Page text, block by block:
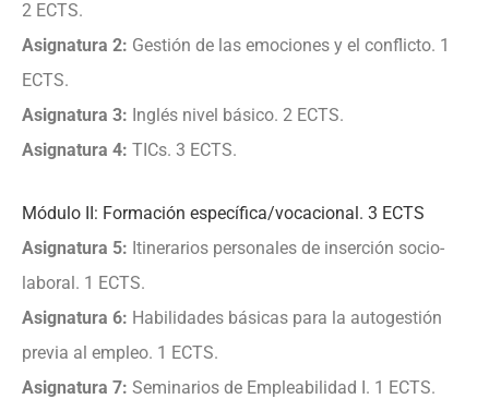
2 ECTS.
Asignatura 2: Gestión de las emociones y el conflicto. 1
ECTS.
Asignatura 3: Inglés nivel básico. 2 ECTS.
Asignatura 4: TICs. 3 ECTS.
Módulo II: Formación específica/vocacional. 3 ECTS
Asignatura 5: Itinerarios personales de inserción socio-
laboral. 1 ECTS.
Asignatura 6: Habilidades básicas para la autogestión
previa al empleo. 1 ECTS.
Asignatura 7: Seminarios de Empleabilidad I. 1 ECTS.